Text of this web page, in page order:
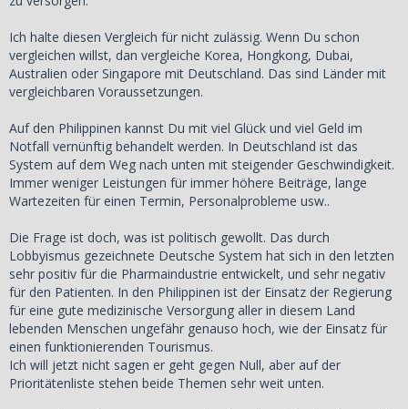
Ich halte diesen Vergleich für nicht zulässig. Wenn Du schon
vergleichen willst, dan vergleiche Korea, Hongkong, Dubai,
Australien oder Singapore mit Deutschland. Das sind Länder mit
vergleichbaren Voraussetzungen.
Auf den Philippinen kannst Du mit viel Glück und viel Geld im
Notfall vernünftig behandelt werden. In Deutschland ist das
System auf dem Weg nach unten mit steigender Geschwindigkeit.
Immer weniger Leistungen für immer höhere Beiträge, lange
Wartezeiten für einen Termin, Personalprobleme usw..
Die Frage ist doch, was ist politisch gewollt. Das durch
Lobbyismus gezeichnete Deutsche System hat sich in den letzten
sehr positiv für die Pharmaindustrie entwickelt, und sehr negativ
für den Patienten. In den Philippinen ist der Einsatz der Regierung
für eine gute medizinische Versorgung aller in diesem Land
lebenden Menschen ungefähr genauso hoch, wie der Einsatz für
einen funktionierenden Tourismus.
Ich will jetzt nicht sagen er geht gegen Null, aber auf der
Prioritätenliste stehen beide Themen sehr weit unten.